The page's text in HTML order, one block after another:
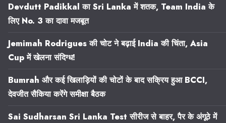
Devdutt Padikkal का Sri Lanka में शतक, Team India के
लिए No. 3 का दावा मजबूत
Jemimah Rodrigues की चोट ने बढ़ाई India की चिंता, Asia
Cup में खेलना संदिग्ध!
Bumrah और कई खिलाड़ियों की चोटों के बाद सक्रिय हुआ BCCI,
देवजीत सैकिया करेंगे समीक्षा बैठक
Sai Sudharsan Sri Lanka Test सीरीज से बाहर, पैर के अंगूठे में